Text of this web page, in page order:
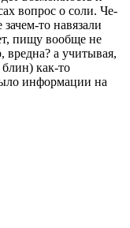
вопрос о соли. Че-
то навязали
пищу вообще не
вредна? а учитывая,
как-то
информации на